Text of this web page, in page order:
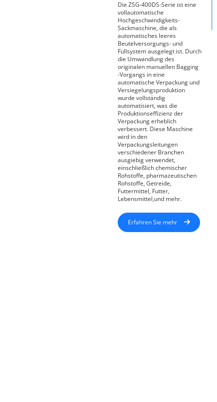
Die ZSG-400DS-Serie ist eine
vollautomatische
Hochgeschwindigkeits-
Sackmaschine, die als
automatisches leeres
Beutelversorgungs- und
Füllsystem ausgelegt ist. Durch
die Umwandlung des
originalen manuellen Bagging
-Vorgangs in eine
automatische Verpackung und
Versiegelungsproduktion
wurde vollständig
automatisiert, was die
Produktionseffizienz der
Verpackung erheblich
verbessert. Diese Maschine
wird in den
Verpackungsleitungen
verschiedener Branchen
ausgiebig verwendet,
einschließlich chemischer
Rohstoffe, pharmazeutischen
Rohstoffe, Getreide,
Futtermittel, Futter,
Lebensmittel,und mehr.
Erfahren Sie mehr